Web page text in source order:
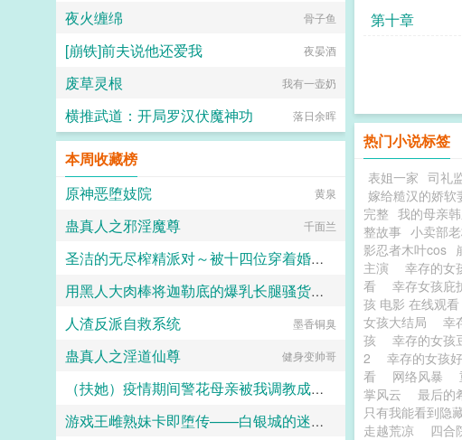
第十章
热门小说标签
表姐一家 司礼
嫁给糙汉的娇软
完整 我的母亲
整故事 小卖部
影忍者木叶cos
主演
幸存的女
看
幸存女孩庇
孩 电影 在线观看
女孩大结局
幸
孩
幸存的女孩
2
幸存的女孩
看
网络风暴
掌风云
最后的
只有我能看到隐
走越荒凉
四合
夜火缠绵 骨子鱼
[崩铁]前夫说他还爱我 夜晏酒
废草灵根 我有一壶奶
横推武道：开局罗汉伏魔神功 落日余晖
本周收藏榜
原神恶堕妓院
黄泉
蛊真人之邪淫魔尊 千面兰
圣洁的无尽榨精派对～被十四位穿着婚纱的舰娘新娘们在教堂内献上身体的集体婚礼～
火锅气候
用黑人大肉棒将迦勒底的爆乳长腿骚货英灵一个个的全都调教成发情媚黑母猪贱婊吧
克图格亚改二
人渣反派自救系统 墨香铜臭
蛊真人之淫道仙尊 健身变帅哥
（扶她）疫情期间警花母亲被我调教成三洞全开的肉便器母狗
霜染official
游戏王雌熟妹卡即堕传——白银城的迷宫主?拉比丽斯篇